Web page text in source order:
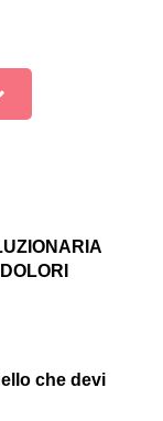
che devi